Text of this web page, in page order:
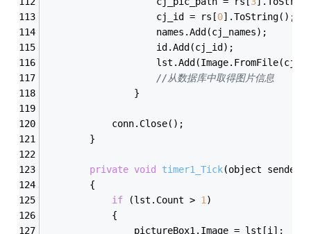
                    cj_id = rs[
0].ToString();
                    names.Add(cj_names);
                    id.Add(cj_id);
//从数据库中取得图片信息
                }
            conn.Close();
        }
private void timer1_Tick(object sender,
        {
if (lst.Count > 1 )
            {
                pictureBox1.Image = lst[i];